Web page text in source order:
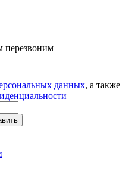
перезвоним
данных, а также